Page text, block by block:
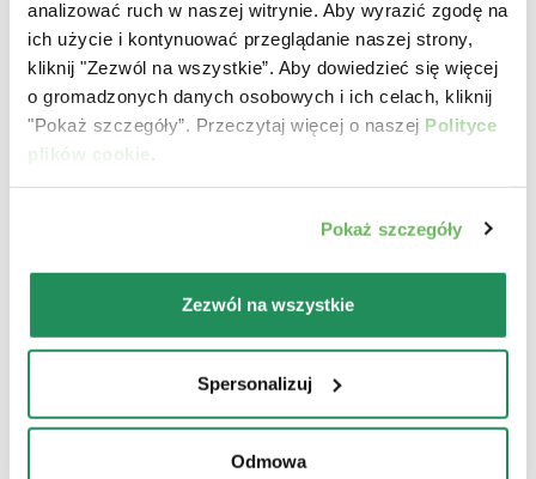
analizować ruch w naszej witrynie. Aby wyrazić zgodę na
ich użycie i kontynuować przeglądanie naszej strony,
kliknij "Zezwól na wszystkie”. Aby dowiedzieć się więcej
o gromadzonych danych osobowych i ich celach, kliknij
"Pokaż szczegóły”. Przeczytaj więcej o naszej Polityce
plików cookie
Pokaż szczegóły
Zezwól na wszystkie
Spersonalizuj
Odmowa
Która jest ich ulubioną?
Poznaj nasze najlepsze produkty dla Twojego